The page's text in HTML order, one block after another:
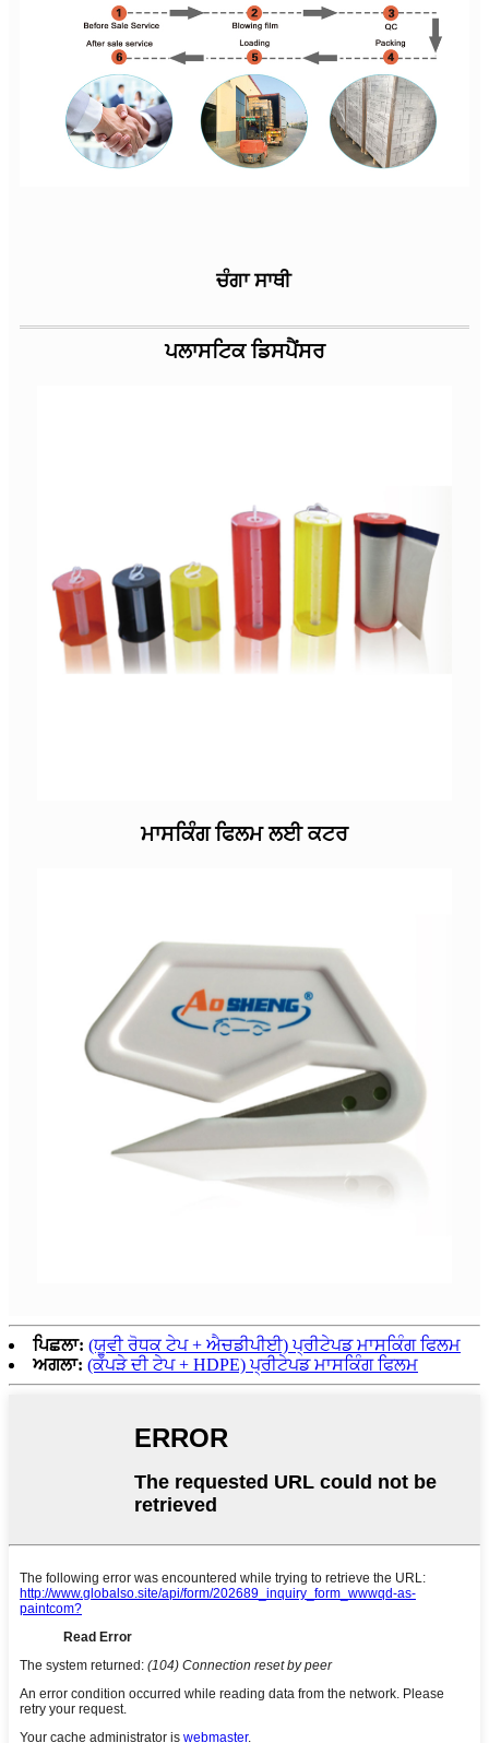
ਚੰਗਾ ਸਾਥੀ
ਪਲਾਸਟਿਕ ਡਿਸਪੈਂਸਰ
ਮਾਸਕਿੰਗ ਫਿਲਮ ਲਈ ਕਟਰ
ਪਿਛਲਾ: (ਯੂਵੀ ਰੋਧਕ ਟੇਪ + ਐਚਡੀਪੀਈ) ਪ੍ਰੀਟੇਪਡ ਮਾਸਕਿੰਗ ਫਿਲਮ
ਅਗਲਾ: (ਕੱਪੜੇ ਦੀ ਟੇਪ + HDPE) ਪ੍ਰੀਟੇਪਡ ਮਾਸਕਿੰਗ ਫਿਲਮ